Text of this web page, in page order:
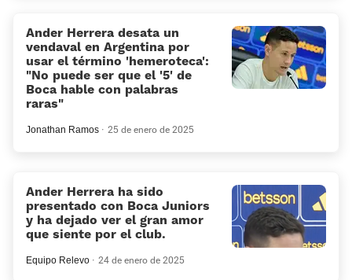
Ander Herrera desata un
vendaval en Argentina por
usar el término 'hemeroteca':
«No puede ser que el '5' de
Boca hable con palabras
raras»
Jonathan Ramos 25 de enero de 2025
Ander Herrera ha sido
presentado con Boca Juniors
y ha dejado ver el gran amor
que siente por el club.
Equipo Relevo 24 de enero de 2025